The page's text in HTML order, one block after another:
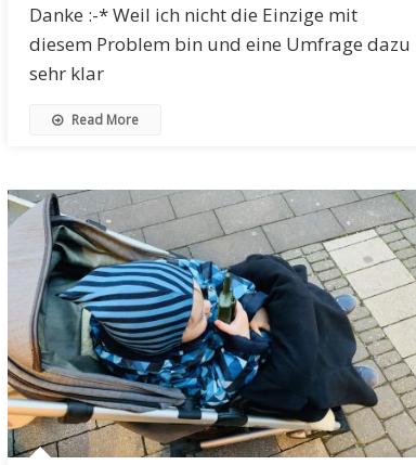
Danke :-* Weil ich nicht die Einzige mit
diesem Problem bin und eine Umfrage dazu
sehr klar
Read More